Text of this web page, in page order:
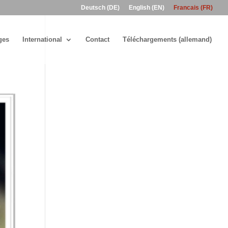
Deutsch (DE) English (EN) Francais (FR)
International Contact Téléchargements (allemand)